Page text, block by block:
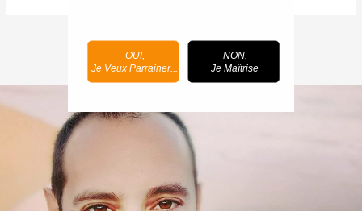
OUI,
Je Veux Parrainer...
NON,
Je Maîtrise